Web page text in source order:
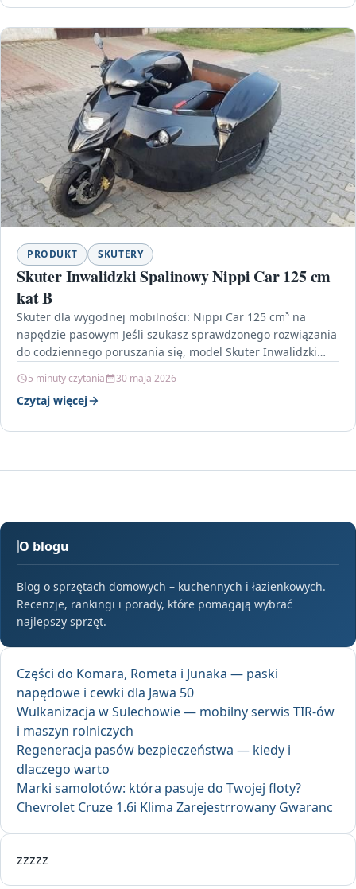
PRODUKT SKUTERY
Skuter Inwalidzki Spalinowy Nippi Car 125 cm
kat B
Skuter dla wygodnej mobilności: Nippi Car 125 cm³ na
napędzie pasowym Jeśli szukasz sprawdzonego rozwiązania
do codziennego poruszania się, model Skuter Inwalidzki
5 minuty czytania 30 maja 2026
Czytaj więcej
O blogu
Blog o sprzętach domowych – kuchennych i łazienkowych.
Recenzje, rankingi i porady, które pomagają wybrać
najlepszy sprzęt.
Części do Komara, Rometa i Junaka — paski
napędowe i cewki dla Jawa 50
Wulkanizacja w Sulechowie — mobilny serwis TIR-ów
i maszyn rolniczych
Regeneracja pasów bezpieczeństwa — kiedy i
dlaczego warto
Marki samolotów: która pasuje do Twojej floty?
Chevrolet Cruze 1.6i Klima Zarejestrrowany Gwaranc
zzzzz